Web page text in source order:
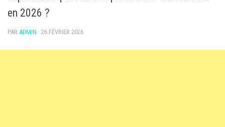
en 2026 ?
PAR ADMIN · 26 FÉVRIER 2026